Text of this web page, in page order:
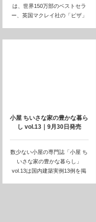
は、世界150万部のベストセラ
ー、英国マクレイ社の「ピザ」
小屋 ちいさな家の豊かな暮ら
し vol.13｜9月30日発売
数少ない小屋の専門誌「小屋 ち
いさな家の豊かな暮らし」
vol.13は国内建築実例13例を掲